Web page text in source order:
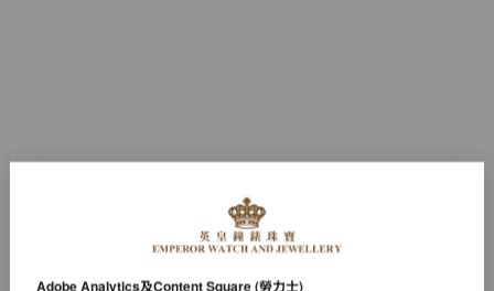
Adobe Analytics及Content Square (勞力士)